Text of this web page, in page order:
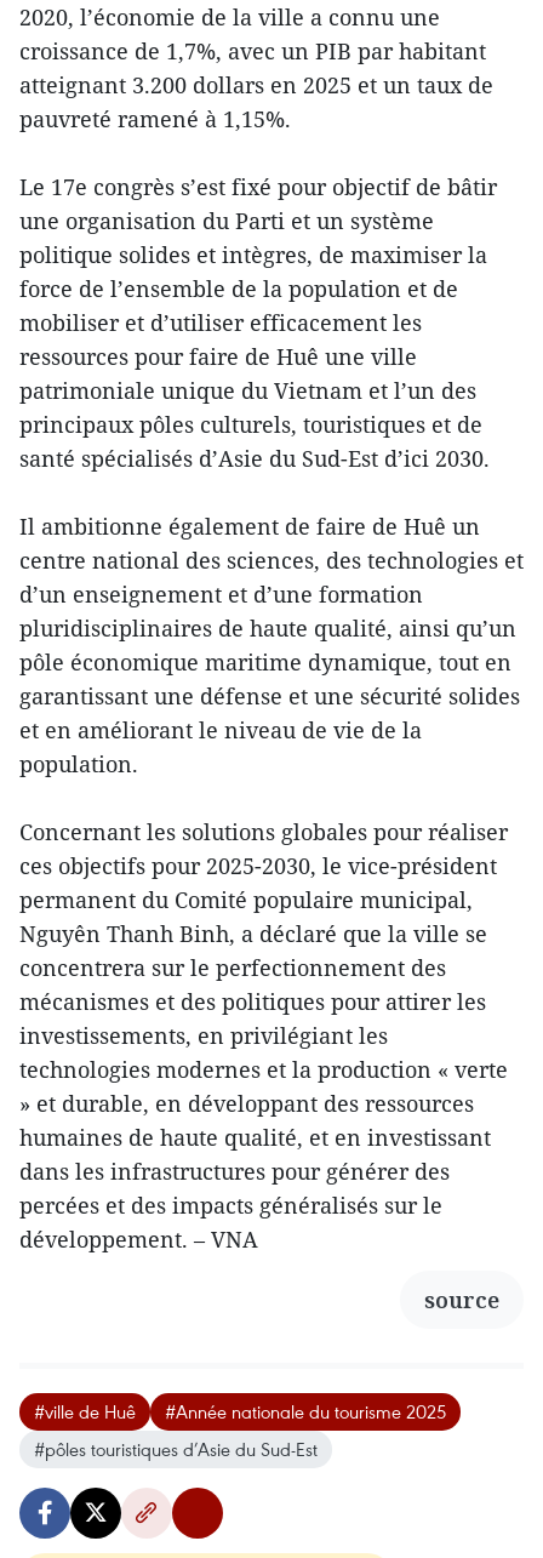
2020, l’économie de la ville a connu une
croissance de 1,7%, avec un PIB par habitant
atteignant 3.200 dollars en 2025 et un taux de
pauvreté ramené à 1,15%.
Le 17e congrès s’est fixé pour objectif de bâtir
une organisation du Parti et un système
politique solides et intègres, de maximiser la
force de l’ensemble de la population et de
mobiliser et d’utiliser efficacement les
ressources pour faire de Huê une ville
patrimoniale unique du Vietnam et l’un des
principaux pôles culturels, touristiques et de
santé spécialisés d’Asie du Sud-Est d’ici 2030.
Il ambitionne également de faire de Huê un
centre national des sciences, des technologies et
d’un enseignement et d’une formation
pluridisciplinaires de haute qualité, ainsi qu’un
pôle économique maritime dynamique, tout en
garantissant une défense et une sécurité solides
et en améliorant le niveau de vie de la
population.
Concernant les solutions globales pour réaliser
ces objectifs pour 2025-2030, le vice-président
permanent du Comité populaire municipal,
Nguyên Thanh Binh, a déclaré que la ville se
concentrera sur le perfectionnement des
mécanismes et des politiques pour attirer les
investissements, en privilégiant les
technologies modernes et la production « verte
» et durable, en développant des ressources
humaines de haute qualité, et en investissant
dans les infrastructures pour générer des
percées et des impacts généralisés sur le
développement. – VNA
source
#ville de Huê
#Année nationale du tourisme 2025
#pôles touristiques d’Asie du Sud-Est